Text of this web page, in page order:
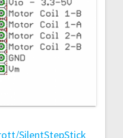
SilentStepStick